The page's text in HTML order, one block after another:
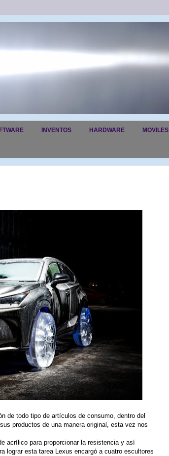
INVENTOS HARDWARE MOVILES
de todo tipo de artículos de consumo, dentro del
productos de una manera original, esta vez nos
acrílico para proporcionar la resistencia y así
lograr esta tarea Lexus encargó a cuatro escultores